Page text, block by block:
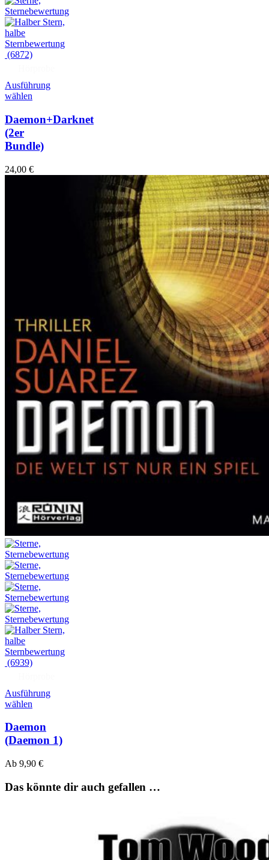
(6872)
Ausführung
wählen
Daemon+Darknet
(2er
Bundle)
24,00 €
(6939)
Ausführung
wählen
Daemon
(Daemon 1)
Ab 9,90 €
Das könnte dir auch gefallen …